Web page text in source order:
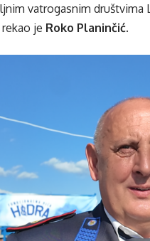
vatrogasnim društvima
je Roko Planinčić.